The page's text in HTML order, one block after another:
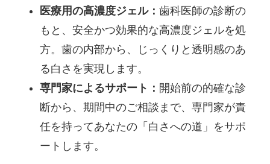
医療用の高濃度ジェル： 歯科医師の診断の
もと、安全かつ効果的な高濃度ジェルを処
方。歯の内部から、じっくりと透明感のあ
る白さを実現します。
専門家によるサポート： 開始前の的確な診
断から、期間中のご相談まで、専門家が責
任を持ってあなたの「白さへの道」をサポ
ートします。